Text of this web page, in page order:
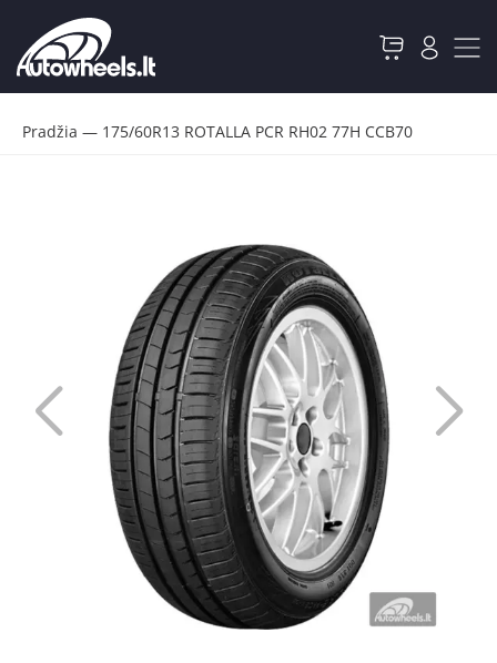
Pradžia — 175/60R13 ROTALLA PCR RH02 77H CCB70